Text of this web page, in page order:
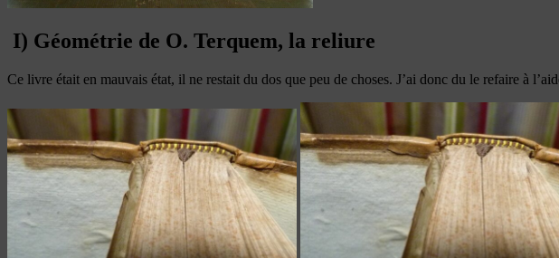
I) Géométrie de O. Terquem, la reliure
Ce livre était en mauvais état, il ne restait du dos que peu de choses. J’ai donc du le refaire à